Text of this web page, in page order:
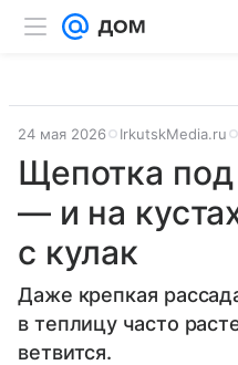
24 мая 2026 IrkutskMedia.ru
Щепотка
— и на
с кулак
Даже крепкая
в теплицу часто
ветвится.